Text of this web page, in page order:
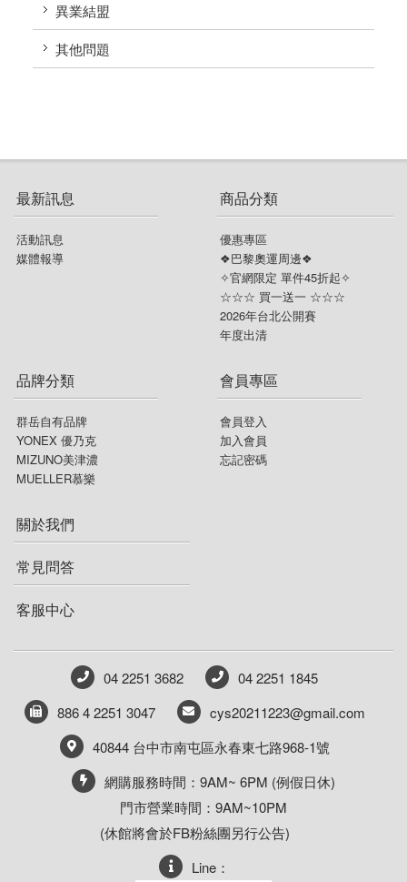
異業結盟
其他問題
最新訊息
活動訊息
媒體報導
商品分類
優惠專區
❖巴黎奧運周邊❖
✧官網限定 單件45折起✧
☆☆☆ 買一送一 ☆☆☆
2026年台北公開賽
年度出清
品牌分類
群岳自有品牌
YONEX 優乃克
MIZUNO美津濃
MUELLER慕樂
會員專區
會員登入
加入會員
忘記密碼
關於我們
常見問答
客服中心
04 2251 3682
04 2251 1845
886 4 2251 3047
cys20211223@gmail.com
40844 台中市南屯區永春東七路968-1號
網購服務時間：9AM~ 6PM (例假日休)
門市營業時間：9AM~10PM
(休館將會於FB粉絲團另行公告)
Line：